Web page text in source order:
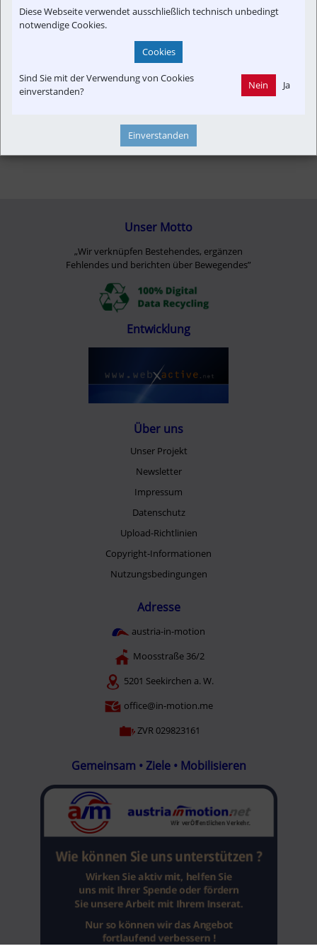
Unser Motto
„Wir verknüpfen Bestehendes, ergänzen
Fehlendes und berichten über Bewegendes”
Entwicklung
Über uns
Unser Projekt
Newsletter
Impressum
Datenschutz
Upload-Richtlinien
Copyright-Informationen
Nutzungsbedingungen
Adresse
austria-in-motion
Moosstraße 36/2
5201 Seekirchen a. W.
office@in-motion.me
ZVR 029823161
Gemeinsam • Ziele • Mobilisieren
Diese Webseite verwendet ausschließlich technisch unbedingt
notwendige Cookies.
Cookies
Sind Sie mit der Verwendung von Cookies
einverstanden?
Nein Ja
Einverstanden